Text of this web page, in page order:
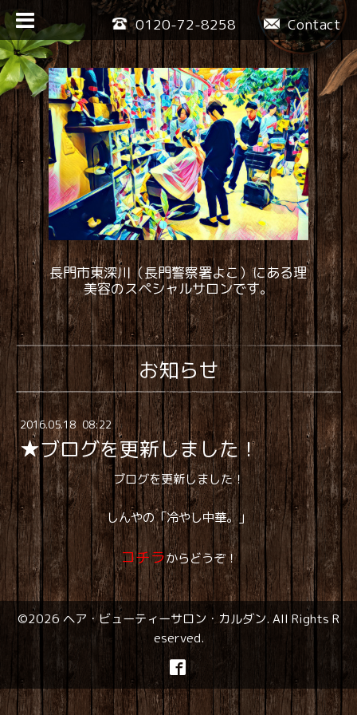
Contact
0120-72-8258
長門市東深川（長門警察署よこ）にある理
美容のスペシャルサロンです。
お知らせ
2016.05.18 08:22
★ブログを更新しました！
ブログを更新しました！
しんやの「冷やし中華。」
コチラからどうぞ！
©2026 ヘア・ビューティーサロン・カルダン. All Rights R
eserved.